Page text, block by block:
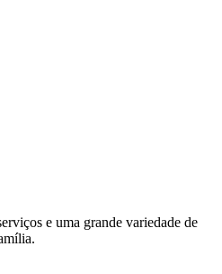
e uma grande variedade de